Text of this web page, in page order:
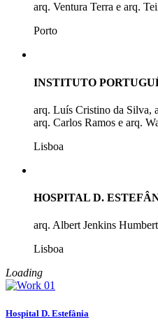
arq. Ventura Terra e arq.
Porto
INSTITUTO
arq. Luís Cristino da Silva,
arq. Carlos Ramos e arq.
Lisboa
HOSPITAL D.
arq. Albert Jenkins Humbert
Lisboa
Loading
Hospital D. Estefânia